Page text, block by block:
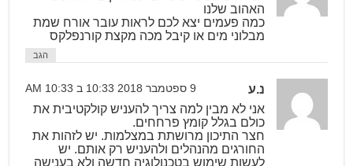
האהוב שלנו
כמה פעמים יצא לכם לראות עובר אורח שמת
מבלוני מים או קיבל מכה מקצת קורנפלקס
הגב
נ.ע 9 ספטמבר 2018 10:33 ב 10:33 AM
אני לא מבין למה צריך להעניש קולקטיבית את
כולם בגלל קומץ פרחחים.
חצר התיכון מרושתת במצלמות. יש לזהות את
החורגים מהנהלים ולהעניש רק אותם. יש
לעשות שימוש בטכנולוגיה חדשה ולא בענישה